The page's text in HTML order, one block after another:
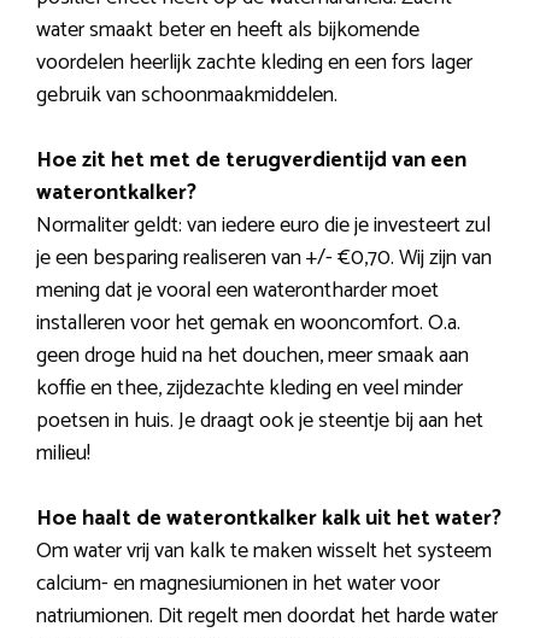
water smaakt beter en heeft als bijkomende
voordelen heerlijk zachte kleding en een fors lager
gebruik van schoonmaakmiddelen.
Hoe zit het met de terugverdientijd van een
waterontkalker?
Normaliter geldt: van iedere euro die je investeert zul
je een besparing realiseren van +/- €0,70. Wij zijn van
mening dat je vooral een waterontharder moet
installeren voor het gemak en wooncomfort. O.a.
geen droge huid na het douchen, meer smaak aan
koffie en thee, zijdezachte kleding en veel minder
poetsen in huis. Je draagt ook je steentje bij aan het
milieu!
Hoe haalt de waterontkalker kalk uit het water?
Om water vrij van kalk te maken wisselt het systeem
calcium- en magnesiumionen in het water voor
natriumionen. Dit regelt men doordat het harde water